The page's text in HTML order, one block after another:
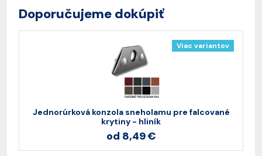
Doporučujeme dokúpiť
Viac variantov
Jednorúrková konzola sneholamu pre falcované
krytiny - hliník
od 8,49 €